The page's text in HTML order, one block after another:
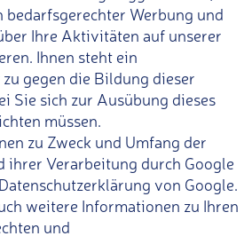
Werbung und
Ihre Aktivitäten auf unserer
Ihnen steht ein
gegen die Bildung dieser
Sie sich zur Ausübung dieses
müssen.
zu Zweck und Umfang der
ihrer Verarbeitung durch Google
von Google.
weitere Informationen zu Ihren
und